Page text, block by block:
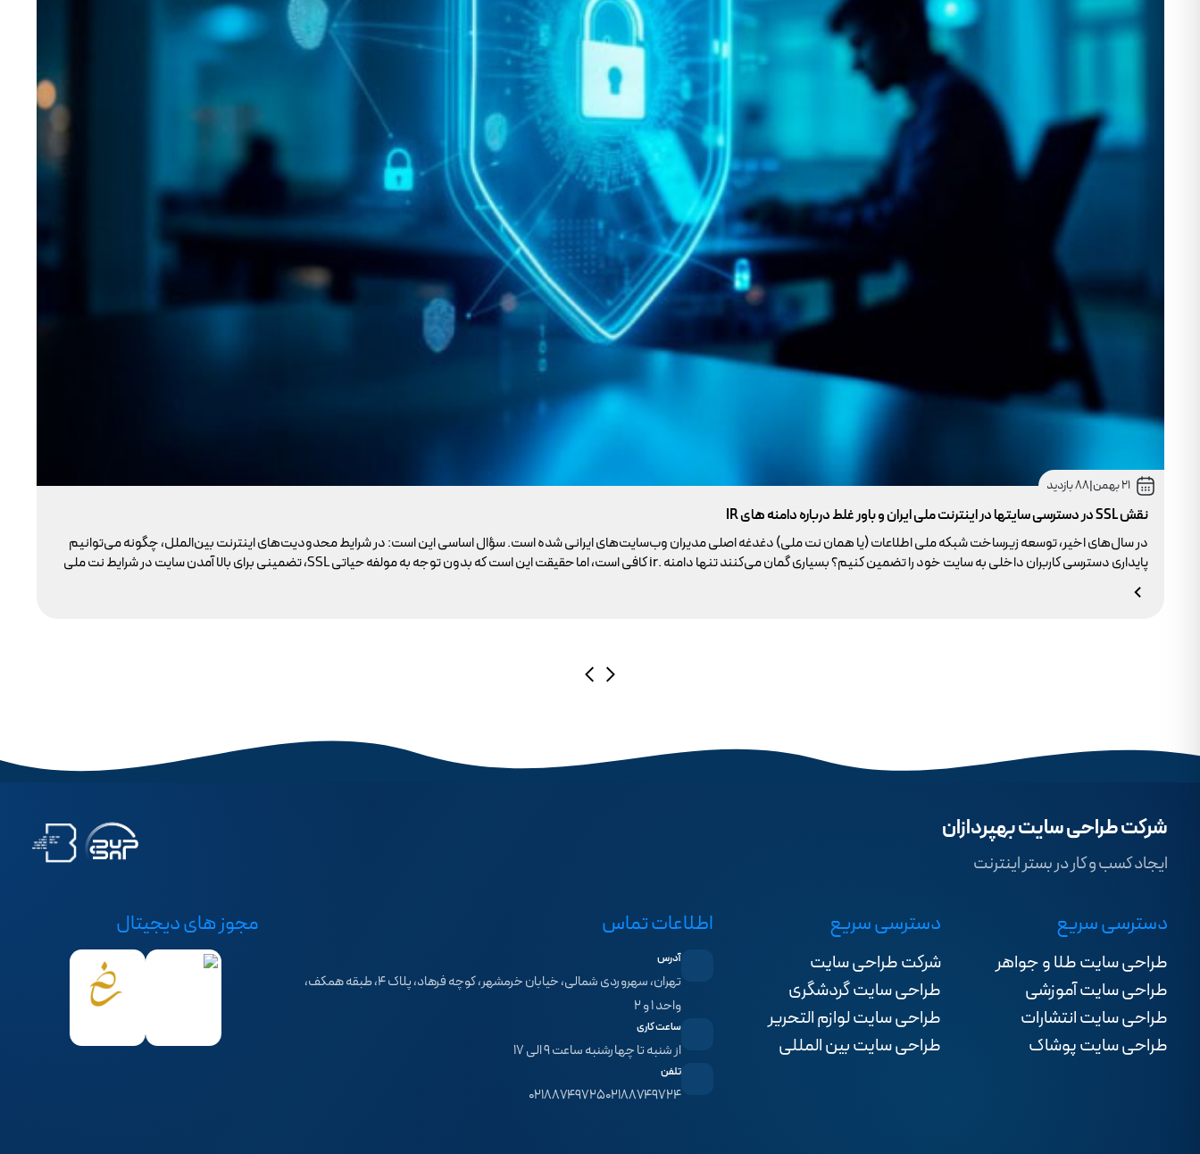
21 بهمن |88 بازدید
نقش SSL در دسترسی سایتها در اینترنت ملی ایران و باور غلط درباره دامنه های IR
در سال‌های اخیر، توسعه زیرساخت شبکه ملی اطلاعات (یا همان نت ملی) دغدغه اصلی مدیران وب‌سایت‌های ایرانی شده است. سؤال اساسی این است: در شرایط محدودیت‌های اینترنت بین‌الملل، چگونه می‌توانیم
پایداری دسترسی کاربران داخلی به سایت خود را تضمین کنیم؟ بسیاری گمان می‌کنند تنها دامنه .ir کافی است، اما حقیقت این است که بدون توجه به مولفه حیاتی SSL، تضمینی برای بالا آمدن سایت در شرایط نت ملی
وجود ندارد.
شرکت طراحی سایت بهپردازان
ایجاد کسب و کار در بستر اینترنت
دسترسی سریع
طراحی سایت طلا و جواهر
طراحی سایت آموزشی
طراحی سایت انتشارات
طراحی سایت پوشاک
دسترسی سریع
شرکت طراحی سایت
طراحی سایت گردشگری
طراحی سایت لوازم التحریر
طراحی سایت بین المللی
اطلاعات تماس
آدرس
تهران، سهروردی شمالی، خیابان خرمشهر، کوچه فرهاد، پلاک ۴، طبقه همکف،
واحد ۱ و ۲
ساعت کاری
از شنبه تا چهارشنبه ساعت ۹ الی ۱۷
تلفن
۰۲۱۸۸۷۴۹۷۲۴۰۲۱۸۸۷۴۹۷۲۵
مجوز های دیجیتال